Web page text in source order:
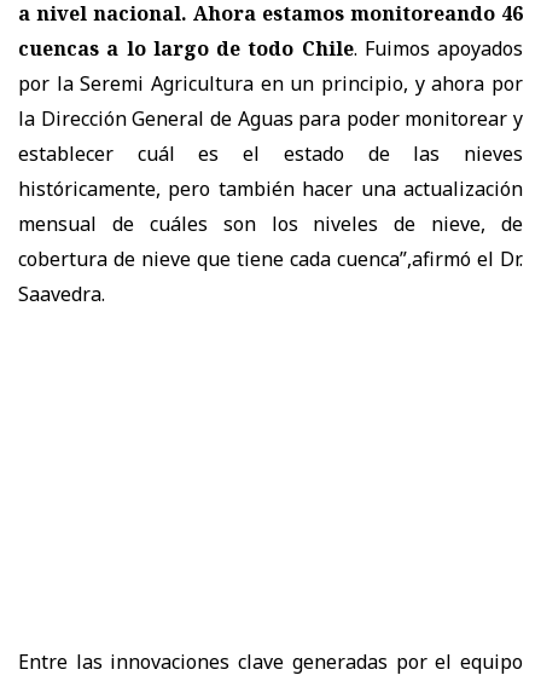
a nivel nacional. Ahora estamos monitoreando 46
cuencas a lo largo de todo Chile. Fuimos apoyados
por la Seremi Agricultura en un principio, y ahora por
la Dirección General de Aguas para poder monitorear y
establecer cuál es el estado de las nieves
históricamente, pero también hacer una actualización
mensual de cuáles son los niveles de nieve, de
cobertura de nieve que tiene cada cuenca”,afirmó el Dr.
Saavedra.
Entre las innovaciones clave generadas por el equipo